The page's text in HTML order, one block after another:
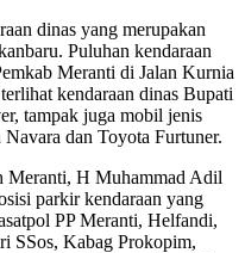
dinas yang merupakan
Puluhan kendaraan
Meranti di Jalan Kurnia
kendaraan dinas Bupati
tampak juga mobil jenis
dan Toyota Furtuner.
Meranti, H Muhammad Adil
parkir kendaraan yang
PP Meranti, Helfandi,
SSos, Kabag Prokopim,